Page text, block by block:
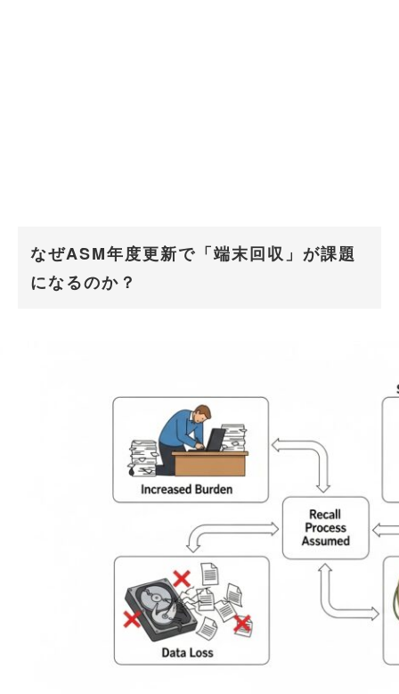
なぜASM年度更新で「端末回収」が課題
になるのか？